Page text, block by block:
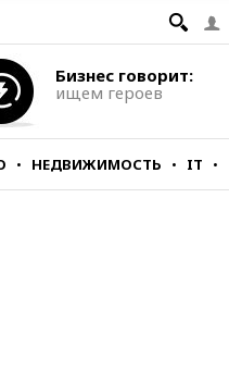
Бизнес говорит:
ищем героев
НЕДВИЖИМОСТЬ IT